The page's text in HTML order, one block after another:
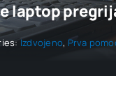
laptop
Izdvojeno, Prva